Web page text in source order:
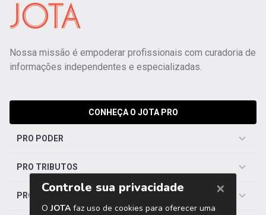
Nossa missão é empoderar profissionais com curadoria de
informações independentes e especializadas.
CONHEÇA O JOTA PRO
PRO PODER
PRO TRIBUTOS
PRO TRABALHISTA